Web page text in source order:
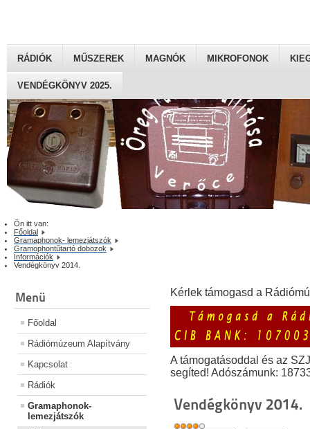
RÁDIÓK MŰSZEREK MAGNÓK MIKROFONOK
VENDÉGKÖNYV 2025.
Ön itt van:
Főoldal
Gramaphonok- lemezjátszók
Gramophontűtartó dobozok
Információk
Vendégkönyv 2014.
Menü
Főoldal
Rádiómúzeum Alapítvány
Kapcsolat
Rádiók
Gramaphonok-
lemezjátszók
Kérlek támogasd a
A támogatásoddal és az
segíted! Adószámunk:
Vendégkönyv 2014.